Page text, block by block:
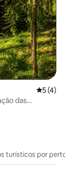
5 de
5 (4)
das
turísticos por perto